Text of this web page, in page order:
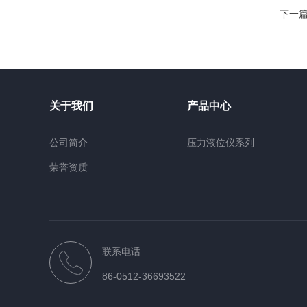
下一
关于我们
公司简介
荣誉资质
产品中心
压力液位仪系列
联系电话
86-0512-36693522